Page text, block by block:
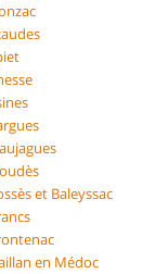
et Baleyssac
en Médoc